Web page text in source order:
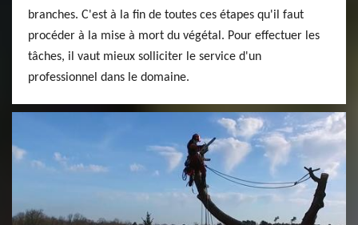
branches. C'est à la fin de toutes ces étapes qu'il faut
procéder à la mise à mort du végétal. Pour effectuer les
tâches, il vaut mieux solliciter le service d'un
professionnel dans le domaine.